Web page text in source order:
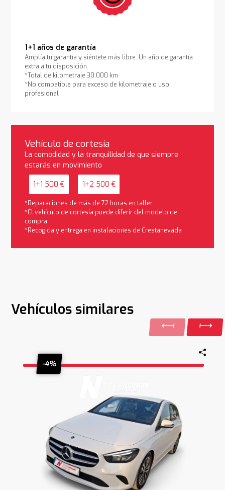
1+1 años de garantía
Amplía tu garantía y siéntete más libre. Un año de garantía
extra a tu disposición.
*Total de kilometraje 30.000 km
*No compatible para exceso de kilometraje o uso
profesional
Vehículo de cortesía
La comodidad y la tranquilidad de que siempre
estarás en movimiento
1+1 500 € 1+2 500 €
*Reparaciones de más de 72 horas en taller
*El vehículo de cortesía puede diferir del modelo de
compra
*Recogida y entrega en instalaciones de Crestanevada
Vehículos similares
-4%